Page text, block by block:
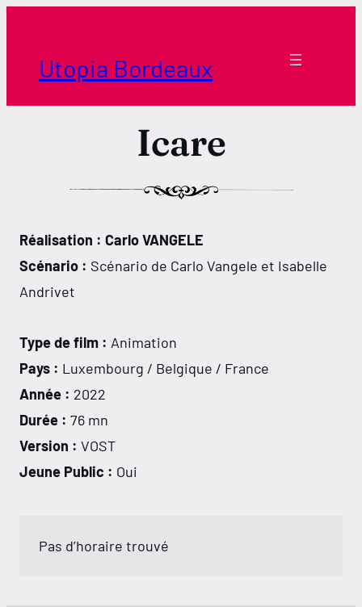
contenuUtopia Bordeaux
Icare
Réalisation : Carlo VANGELE
Scénario : Scénario de Carlo Vangele et Isabelle
Andrivet
Type de film : Animation
Pays : Luxembourg / Belgique / France
Année : 2022
Durée : 76 mn
Version : VOST
Jeune Public : Oui
Pas d’horaire trouvé